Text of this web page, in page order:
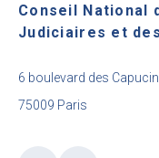
Conseil National
Judiciaires et
6 boulevard des
75009 Paris